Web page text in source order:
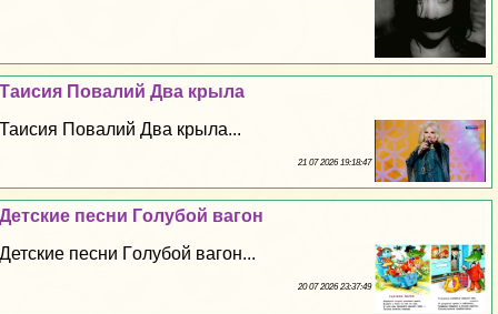
Таисия Повалий Два крыла
Таисия Повалий Два крыла...
21 07 2026 19:18:47
Детские песни Гoлyбой вагон
Детские песни Гoлyбой вагон...
20 07 2026 23:37:49